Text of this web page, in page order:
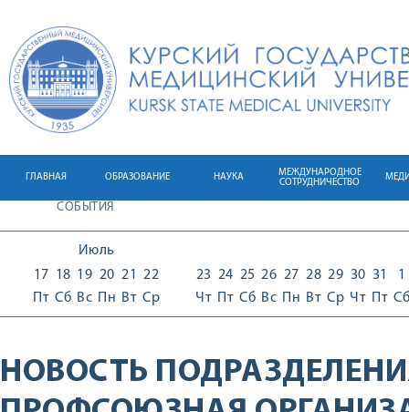
ГЛАВНАЯ ОБРАЗОВАНИЕ НАУКА
МЕЖДУНАРОДНОЕ
СОТРУДНИЧЕСТВО
СОБЫТИЯ
Июль
17
Пт
18
Сб
19
Вс
20
Пн
21
Вт
22
Ср
23
Чт
24
Пт
25
Сб
26
Вс
27
Пн
28
Вт
29
Ср
30
Чт
31
Пт
1
Сб
НОВОСТЬ